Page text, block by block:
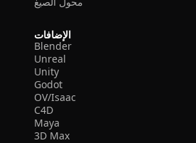
الإضافات
Blender
Unreal
Unity
Godot
OV/Isaac
C4D
Maya
3D Max